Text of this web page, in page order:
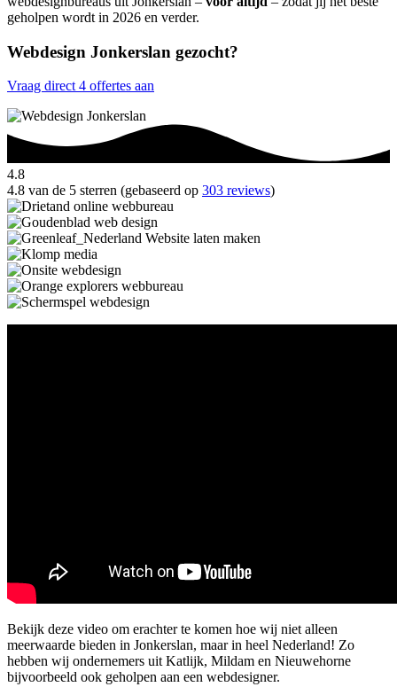
geholpen wordt in 2026 en verder.
Webdesign Jonkerslan gezocht?
Vraag direct 4 offertes aan
4.8
4.8 van de 5 sterren (gebaseerd op 303 reviews)
Bekijk deze video om erachter te komen hoe wij niet alleen
meerwaarde bieden in Jonkerslan, maar in heel Nederland! Zo
hebben wij ondernemers uit Katlijk, Mildam en Nieuwehorne
bijvoorbeeld ook geholpen aan een webdesigner.